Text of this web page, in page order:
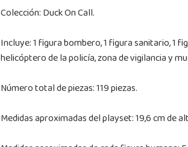
Colección: Duck On Call.
Incluye: 1 figura bombero, 1 figura sanitario, 1
helicóptero de la policía, zona de vigilancia y
Número total de piezas: 119 piezas.
Medidas aproximadas del playset: 19,6 cm de